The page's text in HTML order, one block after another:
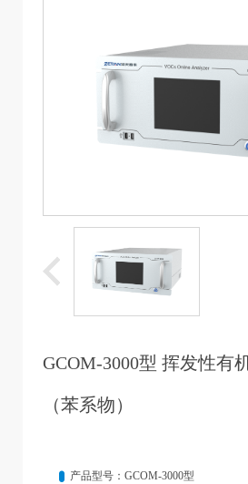
GCOM-3000型 挥发性有
（苯系物）
产品型号：GCOM-3000型